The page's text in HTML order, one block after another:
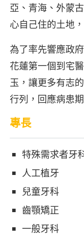
亞、青海、外蒙
心自己住的土地
為了率先響應政
花蓮第一個到宅
玉，讓更多有志
行列，回應病患
專長
特殊需求者牙
人工植牙
兒童牙科
齒顎矯正
一般牙科